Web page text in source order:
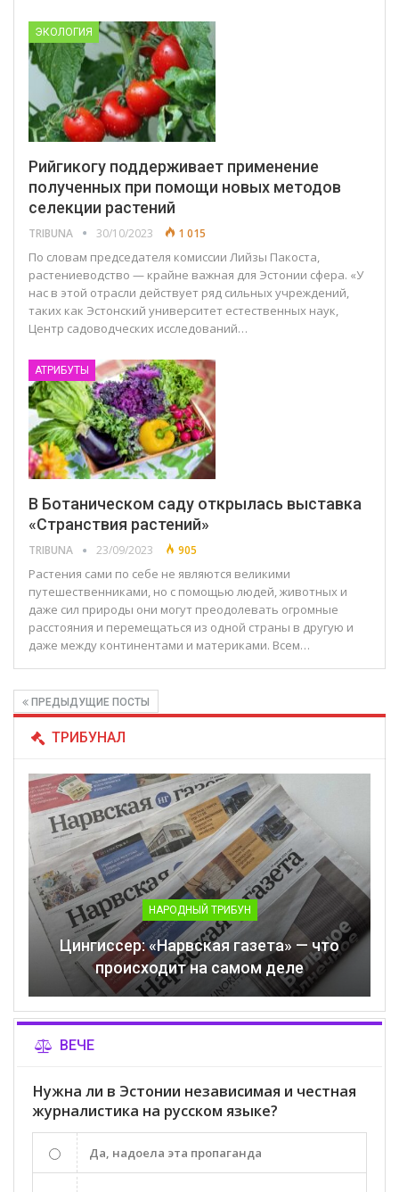
ЭКОЛОГИЯ
Рийгикогу поддерживает применение
полученных при помощи новых методов
селекции растений
TRIBUNA 30/10/2023 1 015
По словам председателя комиссии Лийзы Пакоста,
растениеводство — крайне важная для Эстонии сфера. «У
нас в этой отрасли действует ряд сильных учреждений,
таких как Эстонский университет естественных наук,
Центр садоводческих исследований…
АТРИБУТЫ
В Ботаническом саду открылась выставка
«Странствия растений»
TRIBUNA 23/09/2023 905
Растения сами по себе не являются великими
путешественниками, но с помощью людей, животных и
даже сил природы они могут преодолевать огромные
расстояния и перемещаться из одной страны в другую и
даже между континентами и материками. Всем…
ПРЕДЫДУЩИЕ ПОСТЫ
ТРИБУНАЛ
НАРОДНЫЙ ТРИБУН
Цингиссер: «Нарвская газета» — что
происходит на самом деле
ВЕЧЕ
Нужна ли в Эстонии независимая и честная
журналистика на русском языке?
Да, надоела эта пропаганда